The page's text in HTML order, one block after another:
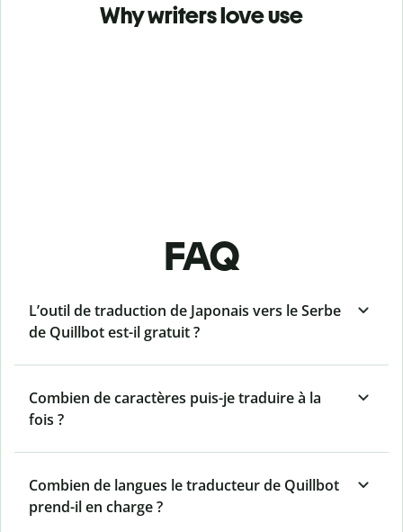
Why writers love use
FAQ
L’outil de traduction de Japonais vers le Serbe
de Quillbot est-il gratuit ?
Combien de caractères puis-je traduire à la
fois ?
Combien de langues le traducteur de Quillbot
prend-il en charge ?